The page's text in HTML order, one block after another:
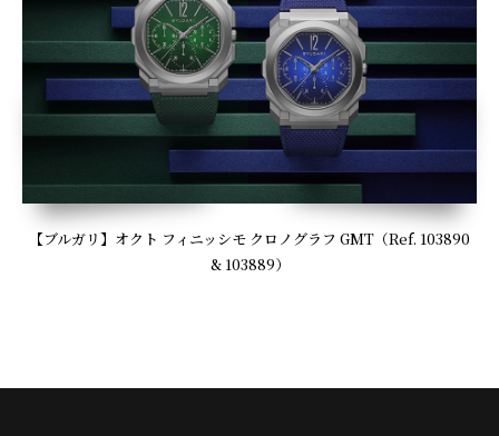
【ブルガリ】オクト フィニッシモ クロノグラフ GMT（Ref. 103890
& 103889）